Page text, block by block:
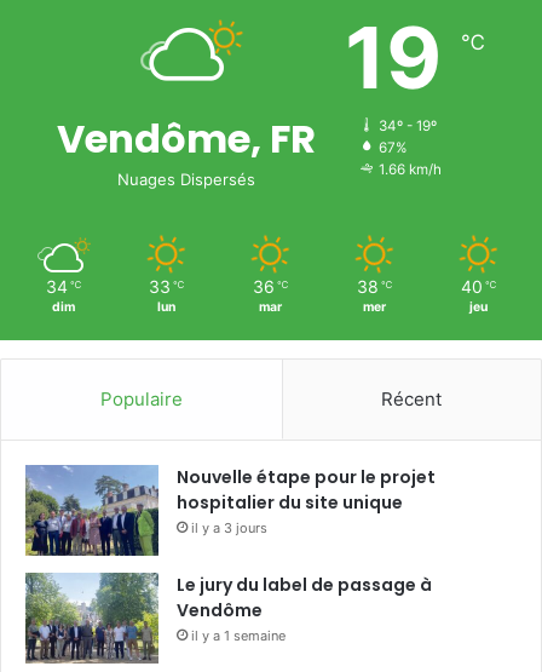
Vendôme, FR
Nuages Dispersés
19 ℃
34º - 19º
67%
1.66 km/h
34 ℃
dim
33 ℃
lun
36 ℃
mar
38 ℃
mer
40 ℃
jeu
Populaire Récent
Nouvelle étape pour le projet
hospitalier du site unique
il y a 3 jours
Le jury du label de passage à
Vendôme
il y a 1 semaine